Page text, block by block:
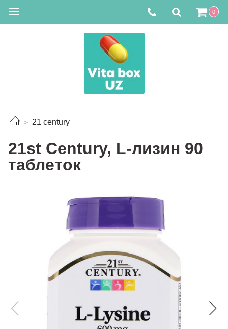
0
21 century
21st Century, L-лизин 90
таблеток